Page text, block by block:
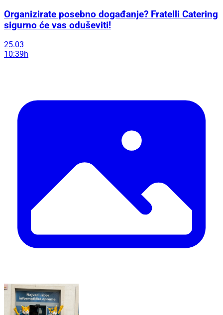
Organizirate posebno događanje? Fratelli Catering
sigurno će vas oduševiti!
25.03
10:39h